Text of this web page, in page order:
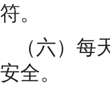
符。
（六）每
安全。